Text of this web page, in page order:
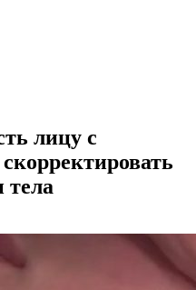
лицу с
тела